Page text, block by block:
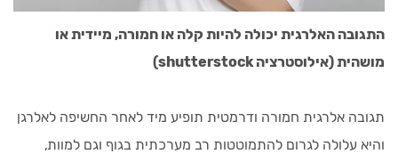
התגובה האלרגית יכולה להיות קלה או חמורה, מיידית או
מושהית (אילוסטרציה shutterstock)
תגובה אלרגית חמורה ודרמטית תופיע מיד לאחר החשיפה לאלרגן
והיא עלולה לגרום להתמוטטות רב מערכתית בגוף וגם למוות,